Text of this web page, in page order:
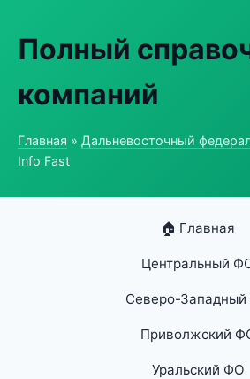
Полный
компаний
Главная » Дальневосточный
Info Fast
🏠 Главная
Центральный
Северо-
Приволжский
Уральский ФО